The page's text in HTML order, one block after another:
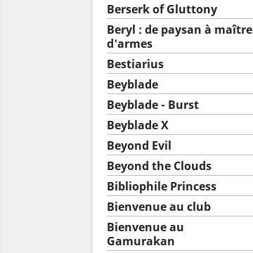
Berserk of Gluttony
Beryl : de paysan à maître
d'armes
Bestiarius
Beyblade
Beyblade - Burst
Beyblade X
Beyond Evil
Beyond the Clouds
Bibliophile Princess
Bienvenue au club
Bienvenue au
Gamurakan